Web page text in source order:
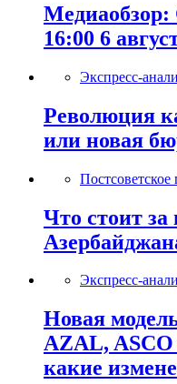
Медиаобзор:
16:00 6
Экспресс-
Революция
или новая
Постсоветское
Что стоит
Экспресс-
Новая
AZAL, ASCO
какие